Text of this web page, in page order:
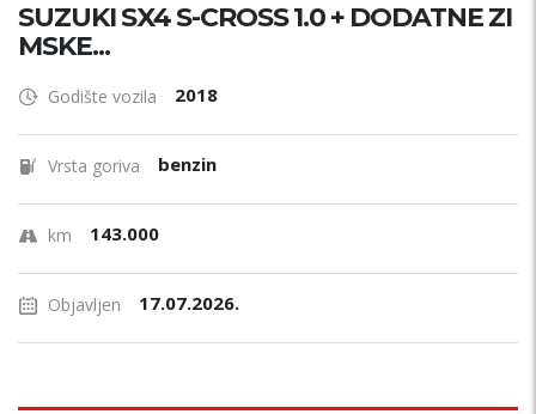
SUZUKI SX4 S-CROSS 1.0 + DODATNE ZI
MSKE...
Godište vozila 2018
Vrsta goriva benzin
km 143.000
Objavljen 17.07.2026.